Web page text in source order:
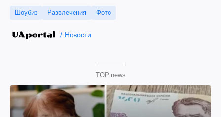
Шоубиз Развлечения Фото
Новости
TOP news